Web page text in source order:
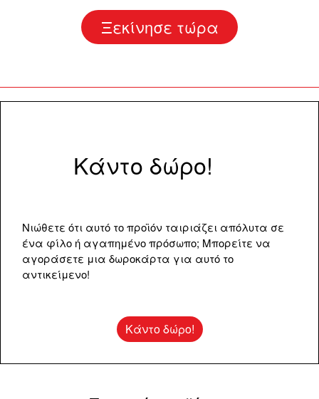
Ξεκίνησε τώρα
Κάντο δώρο!
Νιώθετε ότι αυτό το προϊόν ταιριάζει απόλυτα σε
ένα φίλο ή αγαπημένο πρόσωπο; Μπορείτε να
αγοράσετε μια δωροκάρτα για αυτό το
αντικείμενο!
Κάντο δώρο!